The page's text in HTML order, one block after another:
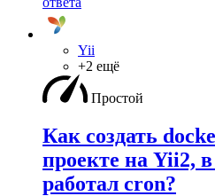
Yii
+2 ещё
Простой
Как создать
проекте на Yii2,
работал cron?